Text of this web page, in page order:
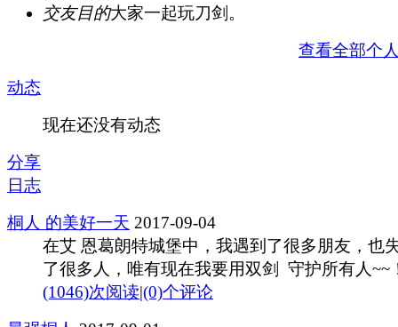
交友目的大家一起玩刀剑。
查看全部个
动态
现在还没有动态
分享
日志
桐人 的美好一天 2017-09-04
在艾 恩葛朗特城堡中，我遇到了很多朋友，也
了很多人，唯有现在我要用双剑 守护所有人~~
(1046)次阅读|(0)个评论